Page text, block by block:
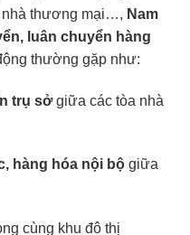
nhà thương mại…, Nam
luân chuyển hàng
thường gặp như:
trụ sởgiữa các tòa nhà
hàng hóa nội bộgiữa
cùng khu đô thị